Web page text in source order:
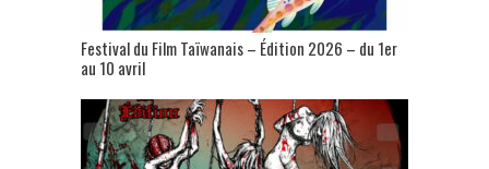
Festival du Film Taïwanais – Édition 2026 – du 1er
au 10 avril